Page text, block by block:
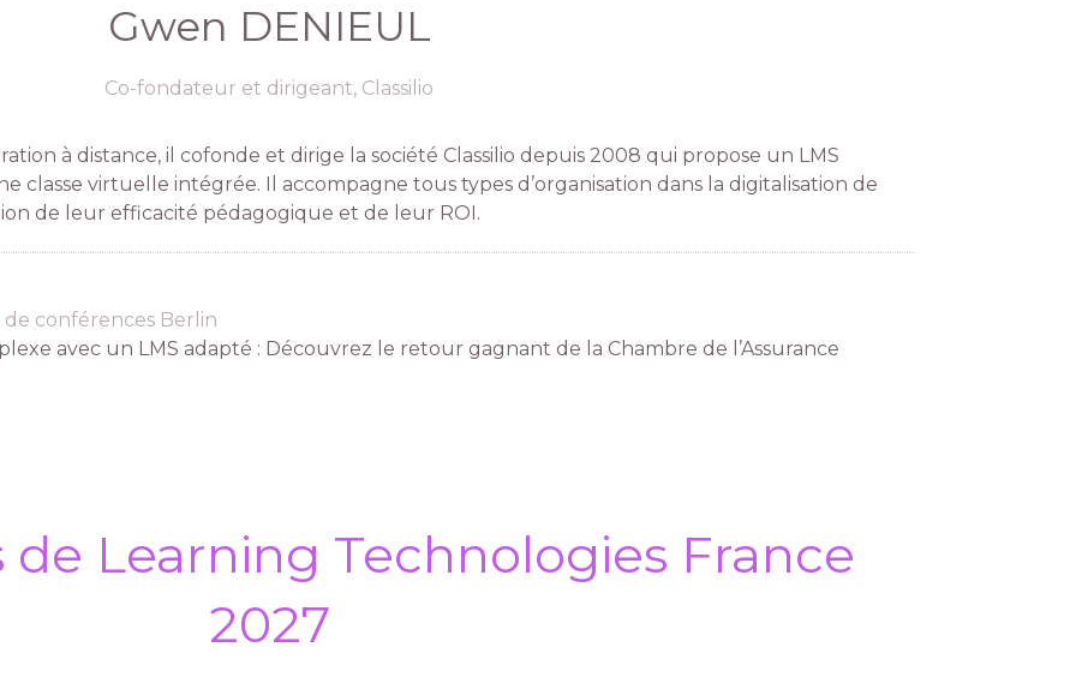
Gwen DENIEUL
Co-fondateur et dirigeant, Classilio
à distance, il cofonde et dirige la société Classilio depuis 2008 qui propose un LMS
classe virtuelle intégrée. Il accompagne tous types d’organisation dans la digitalisation de
de leur efficacité pédagogique et de leur ROI.
de conférences Berlin
avec un LMS adapté : Découvrez le retour gagnant de la Chambre de l’Assurance
de Learning Technologies France
2027